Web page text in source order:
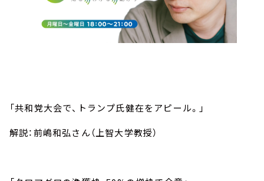
「共和党大会で、トランプ氏健在をアピール。」
解説：前嶋和弘さん（上智大学教授）